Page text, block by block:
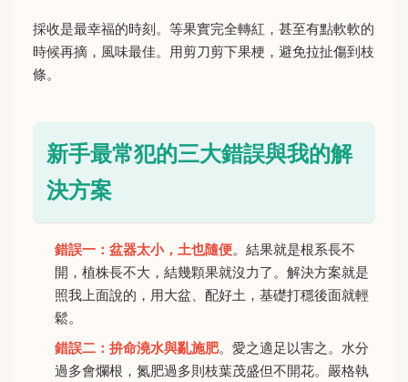
採收是最幸福的時刻。等果實完全轉紅，甚至有點軟軟的
時候再摘，風味最佳。用剪刀剪下果梗，避免拉扯傷到枝
條。
新手最常犯的三大錯誤與我的解
決方案
錯誤一：盆器太小，土也隨便。結果就是根系長不
開，植株長不大，結幾顆果就沒力了。解決方案就是
照我上面說的，用大盆、配好土，基礎打穩後面就輕
鬆。
錯誤二：拚命澆水與亂施肥。愛之適足以害之。水分
過多會爛根，氮肥過多則枝葉茂盛但不開花。嚴格執